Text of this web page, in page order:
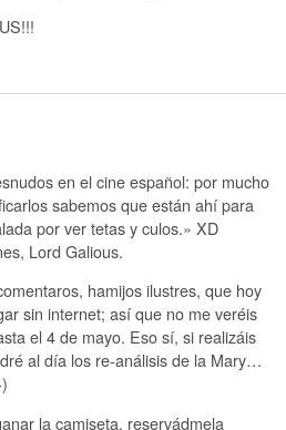
en el cine español: por mucho
sabemos que están ahí para
por ver tetas y culos.» XD
Lord Galious.
hamijos ilustres, que hoy
sin internet; así que no me veréis
el 4 de mayo. Eso sí, si realizáis
al día los re-análisis de la Mary…
la camiseta, reservádmela